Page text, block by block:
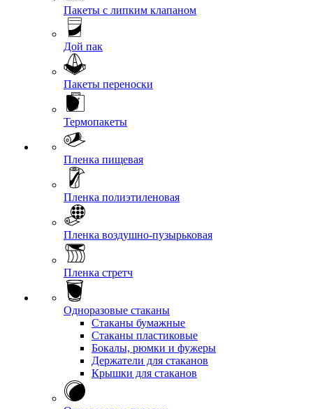
Пакеты с липким клапаном
Дой пак
Пакеты переноски
Термопакеты
Пленка пищевая
Пленка полиэтиленовая
Пленка воздушно-пузырьковая
Пленка стретч
Одноразовые стаканы
Стаканы бумажные
Стаканы пластиковые
Бокалы, рюмки и фужеры
Держатели для стаканов
Крышки для стаканов